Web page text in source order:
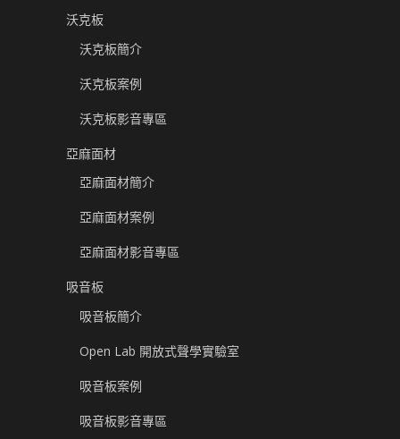
沃克板
沃克板簡介
沃克板案例
沃克板影音專區
亞麻面材
亞麻面材簡介
亞麻面材案例
亞麻面材影音專區
吸音板
吸音板簡介
Open Lab 開放式聲學實驗室
吸音板案例
吸音板影音專區